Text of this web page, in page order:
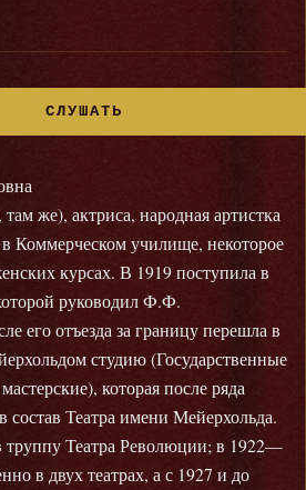
СЛУШАТЬ
же), актриса, народная артистка
Коммерческом училище, некоторое
курсах. В 1919 поступила в
руководил Ф.Ф.
его отъезда за границу перешла в
студию (Государственные
которая после ряда
состав Театра имени Мейерхольда.
труппу Театра Революции; в 1922—
в двух театрах, а с 1927 и до